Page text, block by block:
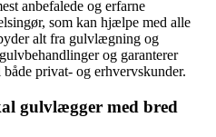
anbefalede og erfarne
som kan hjælpe med alle
alt fra gulvlægning og
og garanterer
privat- og erhvervskunder.
gulvlægger med bred